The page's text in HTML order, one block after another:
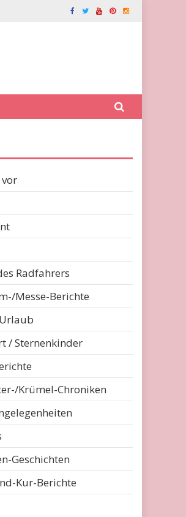
Radfahrers
Messe-Berichte
/ Sternenkinder
Krümel-Chroniken
Geschichten
Kur-Berichte